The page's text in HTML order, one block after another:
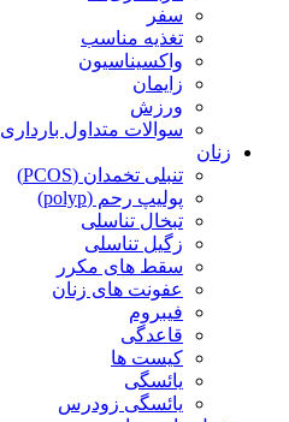
سفر
تغذیه مناسب
واکسیناسیون
زایمان
ورزش
سوالات متداول بارداری
زنان
تنبلی تخمدان (PCOS)
پولیپ رحم (polyp)
تبخال تناسلی
زگیل تناسلی
سقط های مکرر
عفونت های زنان
فیبروم
قاعدگی
کیست ها
یائسگی
یائسگی زودرس